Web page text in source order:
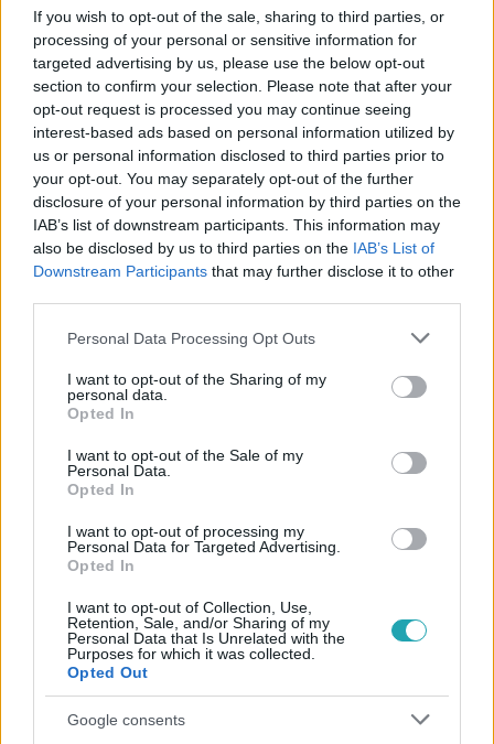
If you wish to opt-out of the sale, sharing to third parties, or
processing of your personal or sensitive information for
targeted advertising by us, please use the below opt-out
section to confirm your selection. Please note that after your
opt-out request is processed you may continue seeing
interest-based ads based on personal information utilized by
us or personal information disclosed to third parties prior to
your opt-out. You may separately opt-out of the further
disclosure of your personal information by third parties on the
IAB’s list of downstream participants. This information may
also be disclosed by us to third parties on the IAB’s List of
Downstream Participants that may further disclose it to other
Please note that this website/app uses one or more Google
not limited to your visit or usage behaviour. You may click to
grant or deny consent to Google and its third-party tags to
use your data for below specified purposes in below Google
consent section.
Personal Data Processing Opt Outs
I want to opt-out of the Sharing of my
personal data.
Opted In
I want to opt-out of the Sale of my
Personal Data.
Opted In
I want to opt-out of processing my
Personal Data for Targeted Advertising.
Opted In
I want to opt-out of Collection, Use,
Retention, Sale, and/or Sharing of my
Personal Data that Is Unrelated with the
Purposes for which it was collected.
Opted Out
Google consents
Követem
#KÜLFÖLD #DEUTSCHE BAHN # NÉMETORSZÁG
#VASUTASSZTRÁJK #SZTRÁJK
Népszerű